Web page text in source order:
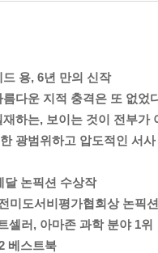
용, 6년 만의 신작
다운 지적 충격은 또 없었
하는, 보이는 것이 전부가
광범위하고 압도적인 서사
달 논픽션 수상작
미도서비평가협회상 논픽
셀러, 아마존 과학 분야 1위
베스트북